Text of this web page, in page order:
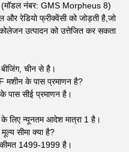
नंबर: GMS Morpheus 8)
रेडियो फ्रीक्वेंसी को जोड़ती है,जो
उत्पादन को उत्तेजित कर सकता
चीन से है।
के पास प्रमाणन है?
पास सीई प्रमाणन है।
न्यूनतम आदेश मात्रा 1 है।
सीमा क्या है?
कीमत 1499-1999 है।